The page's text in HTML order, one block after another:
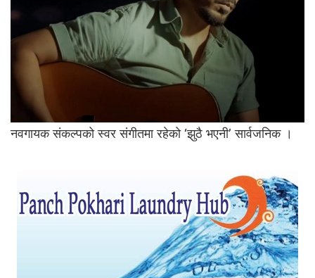
नवगायक संकल्पको स्वर संगीतमा रहेको ‘झुठै भएनी’ सार्वजनिक ।